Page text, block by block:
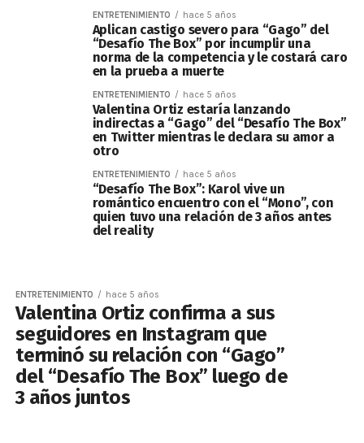
ENTRETENIMIENTO hace 5 años
Aplican castigo severo para “Gago” del
“Desafío The Box” por incumplir una
norma de la competencia y le costará caro
en la prueba a muerte
ENTRETENIMIENTO hace 5 años
Valentina Ortiz estaría lanzando
indirectas a “Gago” del “Desafío The Box”
en Twitter mientras le declara su amor a
otro
ENTRETENIMIENTO hace 5 años
“Desafío The Box”: Karol vive un
romántico encuentro con el “Mono”, con
quien tuvo una relación de 3 años antes
del reality
ENTRETENIMIENTO hace 5 años
Valentina Ortiz confirma a sus
seguidores en Instagram que
terminó su relación con “Gago”
del “Desafío The Box” luego de
3 años juntos